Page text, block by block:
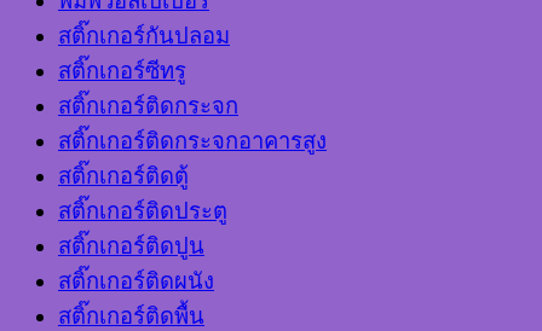
สติ๊กเกอร์กันปลอม
สติ๊กเกอร์ซีทรู
สติ๊กเกอร์ติดกระจก
สติ๊กเกอร์ติดกระจกอาคารสูง
สติ๊กเกอร์ติดตู้
สติ๊กเกอร์ติดประตู
สติ๊กเกอร์ติดปูน
สติ๊กเกอร์ติดผนัง
สติ๊กเกอร์ติดพื้น